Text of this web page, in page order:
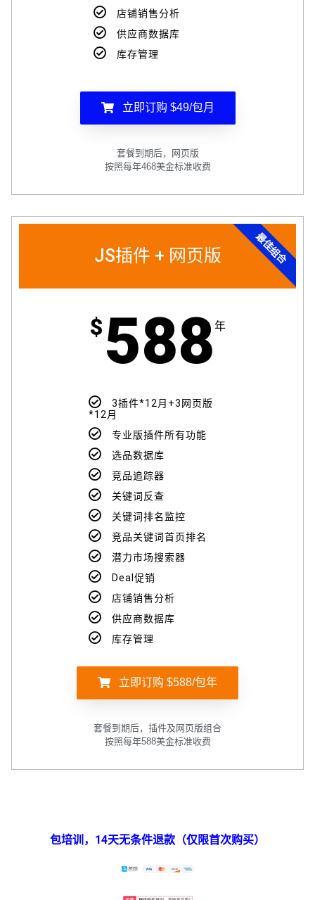
店铺销售分析
供应商数据库
库存管理
立即订购 $49/包月
套餐到期后，网页版
按照每年468美金标准收费
JS插件 + 网页版
$588年
3插件*12月+3网页版
*12月
专业版插件所有功能
选品数据库
竞品追踪器
关键词反查
关键词排名监控
竞品关键词首页排名
潜力市场搜索器
Deal促销
店铺销售分析
供应商数据库
库存管理
最佳组合
立即订购 $588/包年
套餐到期后，插件及网页版组合
按照每年588美金标准收费
包培训，14天无条件退款（仅限首次购买）